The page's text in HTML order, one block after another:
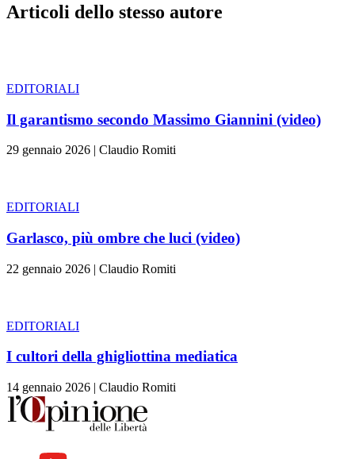
Articoli dello stesso autore
EDITORIALI
Il garantismo secondo Massimo Giannini (video)
29 gennaio 2026 | Claudio Romiti
EDITORIALI
Garlasco, più ombre che luci (video)
22 gennaio 2026 | Claudio Romiti
EDITORIALI
I cultori della ghigliottina mediatica
14 gennaio 2026 | Claudio Romiti